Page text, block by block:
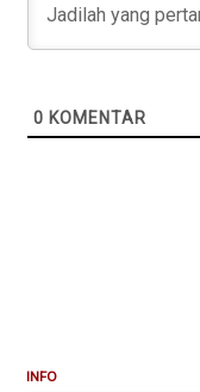
0 KOMENTAR
INFO